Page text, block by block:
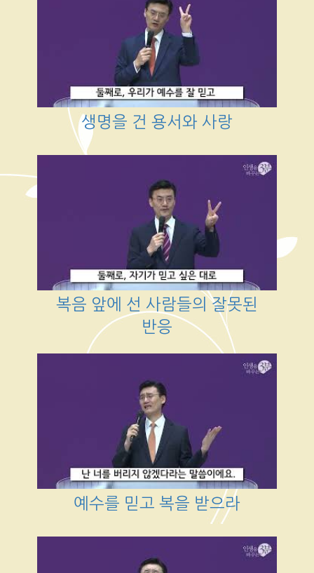
생명을 건 용서와 사랑
복음 앞에 선 사람들의 잘못된
반응
예수를 믿고 복을 받으라